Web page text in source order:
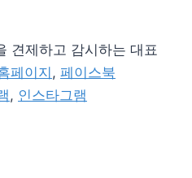
견제하고 감시하는 대표
페이지 , 페이스북
, 인스타그램